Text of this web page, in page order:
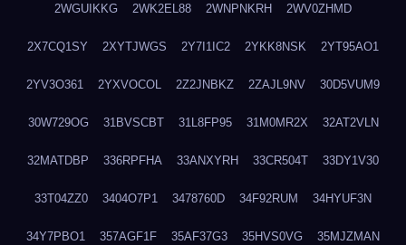
2WGUIKKG 2WK2EL88 2WNPNKRH 2WV0ZHMD
2X7CQ1SY 2XYTJWGS 2Y7I1IC2 2YKK8NSK 2YT95AO1
2YV3O361 2YXVOCOL 2Z2JNBKZ 2ZAJL9NV 30D5VUM9
30W729OG 31BVSCBT 31L8FP95 31M0MR2X 32AT2VLN
32MATDBP 336RPFHA 33ANXYRH 33CR504T 33DY1V30
33T04ZZ0 3404O7P1 3478760D 34F92RUM 34HYUF3N
34Y7PBO1 357AGF1F 35AF37G3 35HVS0VG 35MJZMAN